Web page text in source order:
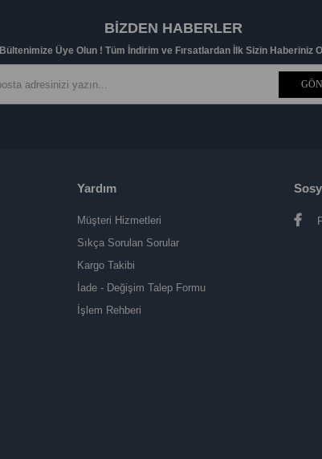
BIZDEN HABERLER
Bültenimize Üye Olun ! Tüm İndirim ve Fırsatlardan İlk Sizin Haberiniz
Yardım
Müşteri Hizmetleri
Sıkça Sorulan Sorular
Kargo Takibi
İade - Değişim Talep Formu
İşlem Rehberi